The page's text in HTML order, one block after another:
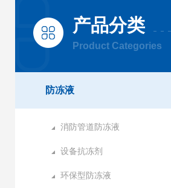
产品分类
Product Categories
防冻液
消防管道防冻液
设备抗冻剂
环保型防冻液